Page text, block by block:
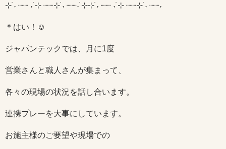
⊹ ࣪˖ ┈┈ ˖ ࣪⊹ ┈┈⊹ ࣪˖ ┈┈˖ ࣪⊹⊹ ࣪˖ ┈┈ ˖ ࣪⊹ ┈┈⊹ ࣪˖ ┈┈˖
＊はい！☺
ジャパンテックでは、月に1度
営業さんと職人さんが集まって、
各々の現場の状況を話し合います。
連携プレーを大事にしています。
お施主様のご要望や現場での